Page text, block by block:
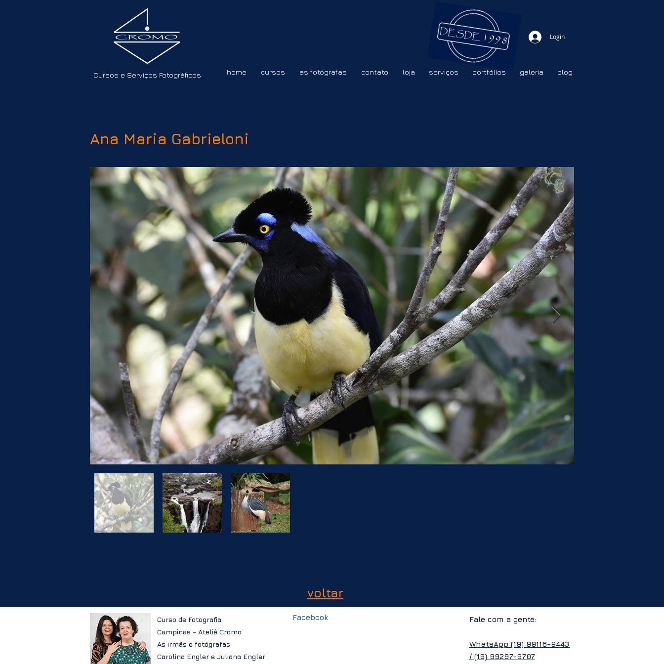
Cursos e Serviços Fotográficos
Login
home cursos as fotógrafas contato loja serviços portfólios galeria blog
Ana Maria Gabrieloni
voltar
Curso de Fotografia
Campinas - Ateliê Cromo
As irmãs e fotógrafas
Carolina Engler e Juliana Engler
Facebook Fale com a gente:
WhatsApp (19) 99116-9443
/ (19) 99297-9707